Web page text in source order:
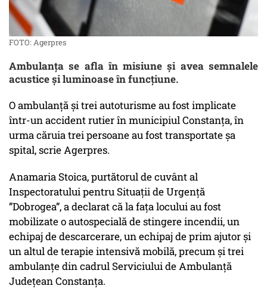
FOTO: Agerpres
Ambulanța se afla în misiune și avea semnalele
acustice și luminoase în funcțiune.
O ambulanță și trei autoturisme au fost implicate
într-un accident rutier în municipiul Constanța, în
urma căruia trei persoane au fost transportate șa
spital, scrie Agerpres.
Anamaria Stoica, purtătorul de cuvânt al
Inspectoratului pentru Situații de Urgență
”Dobrogea”, a declarat că la fața locului au fost
mobilizate o autospecială de stingere incendii, un
echipaj de descarcerare, un echipaj de prim ajutor și
un altul de terapie intensivă mobilă, precum și trei
ambulanțe din cadrul Serviciului de Ambulanță
Județean Constanța.